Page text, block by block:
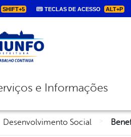
SHIFT+5 TECLAS DE ACESSO ALT+P
principal de navegação
e Informações
aqui:
Desenvolvimento Social